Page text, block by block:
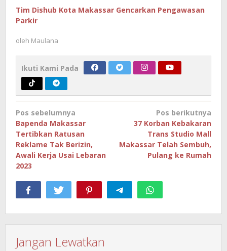
Tim Dishub Kota Makassar Gencarkan Pengawasan
Parkir
oleh Maulana
Ikuti Kami Pada
Navigasi
pos
Pos sebelumnya
Bapenda Makassar
Tertibkan Ratusan
Reklame Tak Berizin,
Awali Kerja Usai Lebaran
2023
Pos berikutnya
37 Korban Kebakaran
Trans Studio Mall
Makassar Telah Sembuh,
Pulang ke Rumah
Jangan Lewatkan